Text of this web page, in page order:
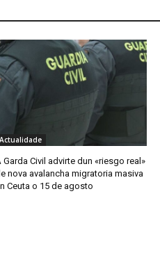
Actualidade
Garda Civil advirte dun «riesgo real»
nova avalancha migratoria masiva
Ceuta o 15 de agosto